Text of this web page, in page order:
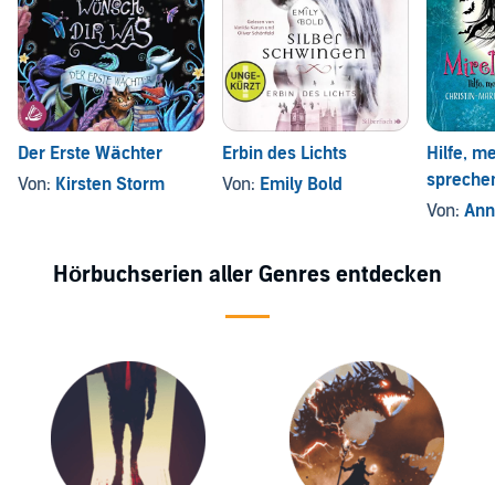
Der Erste Wächter
Von: Kirsten Storm
Erbin des Lichts
Von: Emily Bold
Hilfe,
Von:
Hörbuchserien aller Genres entdecken